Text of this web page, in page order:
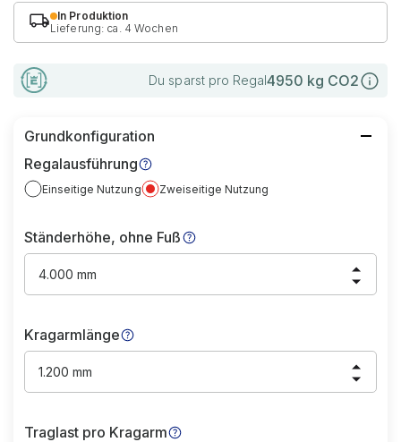
In Produktion
Lieferung: ca. 4 Wochen
Du sparst pro Regal4950 kg CO2
Grundkonfiguration
Regalausführung
Einseitige Nutzung Zweiseitige Nutzung
Ständerhöhe, ohne Fuß
4.000 mm
Kragarmlänge
1.200 mm
Traglast pro Kragarm